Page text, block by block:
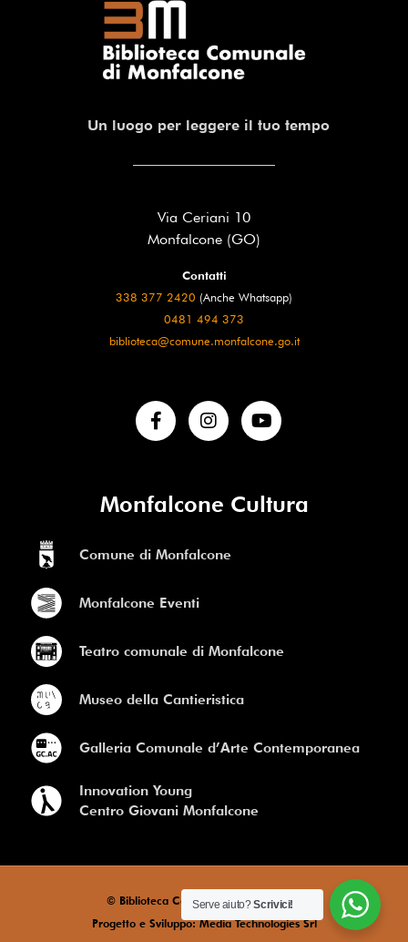
Un luogo per leggere il tuo tempo
Via Ceriani 10
Monfalcone (GO)
Contatti
338 377 2420 (Anche Whatsapp)
0481 494 373
biblioteca@comune.monfalcone.go.it
Monfalcone Cultura
Comune di Monfalcone
Monfalcone Eventi
Teatro comunale di Monfalcone
Museo della Cantieristica
Galleria Comunale d’Arte Contemporanea
Innovation Young
Centro Giovani Monfalcone
© Biblioteca Comunale di Monfalcone
Progetto e Sviluppo: Media Technologies Srl
Serve aiuto?Scrivici!